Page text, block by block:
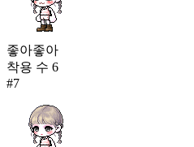
좋아좋아
착용 수 6
#7